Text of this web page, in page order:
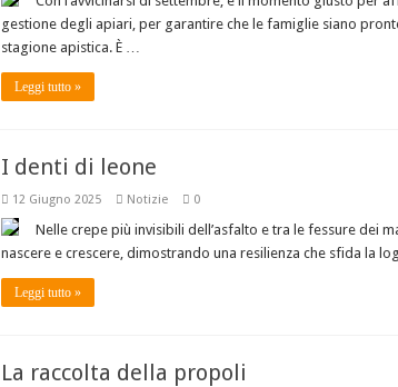
gestione degli apiari, per garantire che le famiglie siano
stagione apistica. È …
Leggi tutto »
I denti di leone
12 Giugno 2025 Notizie 0
Nelle crepe più invisibili dell’asfalto e tra le fessure dei
nascere e crescere, dimostrando una resilienza che sfida la
Leggi tutto »
La raccolta della propoli